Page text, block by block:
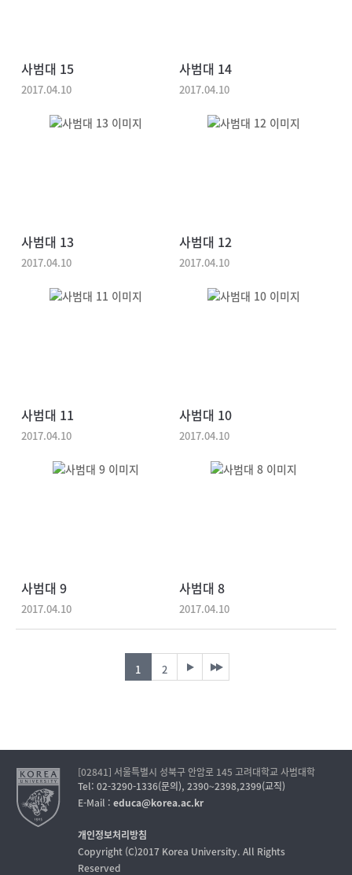
사범대 15
2017.04.10
사범대 14
2017.04.10
사범대 13
2017.04.10
사범대 12
2017.04.10
사범대 11
2017.04.10
사범대 10
2017.04.10
사범대 9
2017.04.10
사범대 8
2017.04.10
1 2
[02841] 서울특별시 성북구 안암로 145 고려대학교 사범대학
Tel: 02-3290-1336(문의), 2390~2398,2399(교직)
E-Mail : educa@korea.ac.kr
개인정보처리방침
Copyright (C)2017 Korea University. All Rights
Reserved